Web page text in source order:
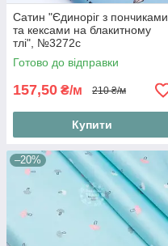
Сатин "Єдиноріг з пончиками
та кексами на блакитному
тлі", №3272с
Готово до відправки
157,50 ₴/м 210 ₴/м
Купити
–20%